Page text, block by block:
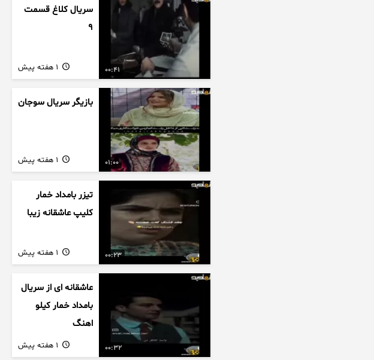
00:41
سریال کلاغ قسمت
9
01:00
بازیگر سریال سوجان
00:23
تیزر بامداد خمار
کلیپ عاشقانه زیبا
00:32
عاشقانه ای از سریال
بامداد خمار کیلو
اهنگ